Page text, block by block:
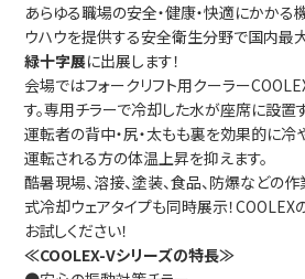
製品一覧
用途一覧
導入事例
お問い合
あらゆる職場の安全・健康・快適にかかる
ウハウを提供する安全衛生分野で国内最
緑十字展に出展します！
会場ではフォークリフト用クーラー
す。専用チラーで冷却した水が座席に設置
運転者の背中・尻・太もも裏を効果的に冷
運転される方の体温上昇を抑えます。
酷暑現場、溶接、塗装、食品、防爆などの
式冷却ウェアタイプも同時展示！
お試しください！
≪COOLEX-Vシリーズの特長≫